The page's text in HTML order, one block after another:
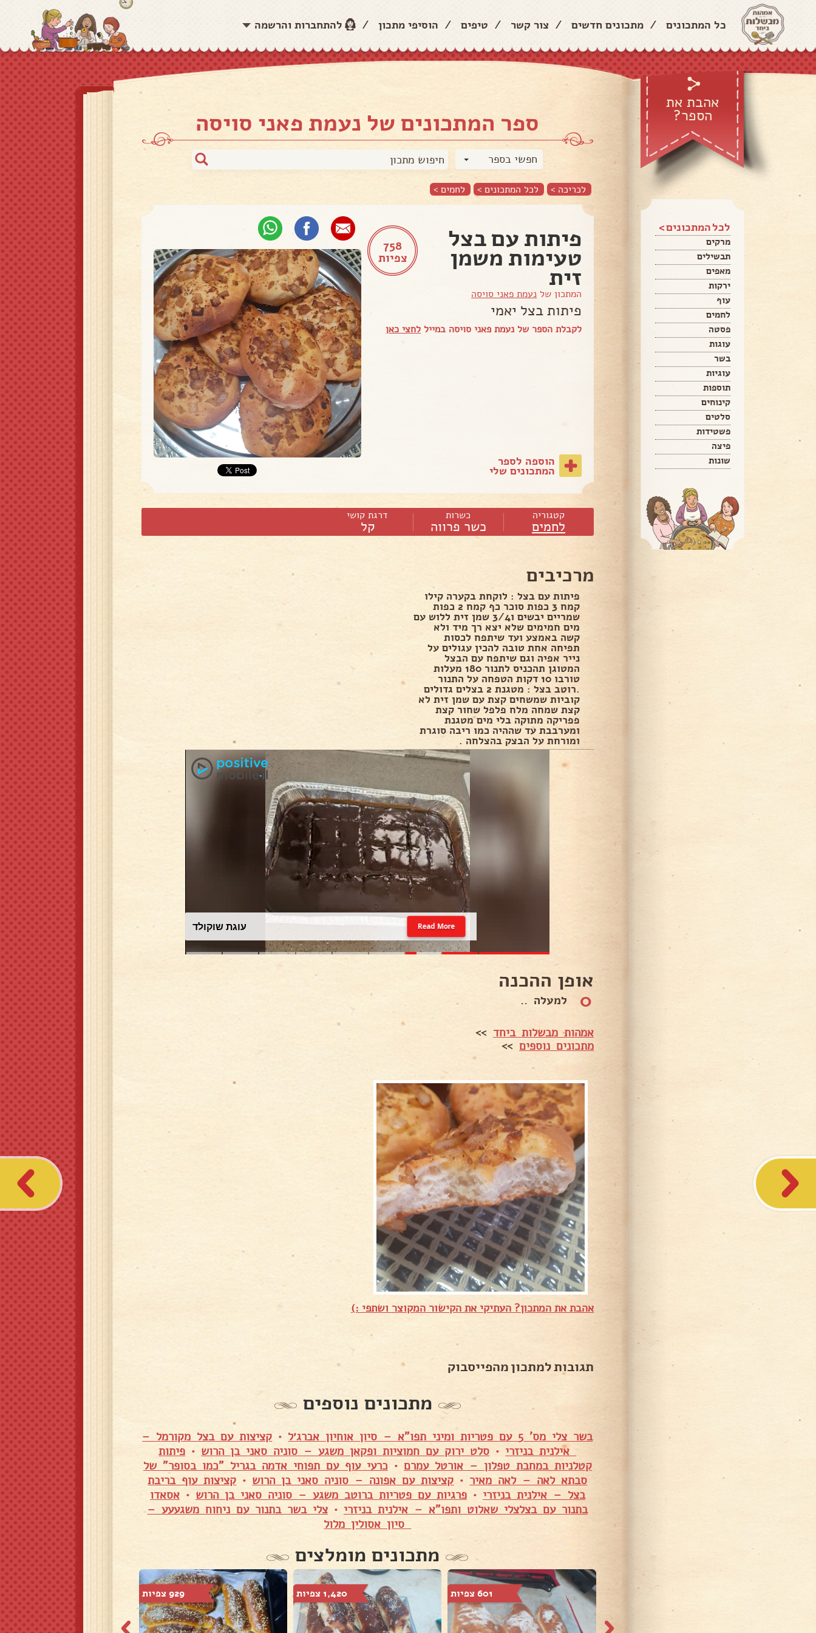
כל המתכונים / מתכונים חדשים / צור קשר / טיפים / הוסיפי מתכון / להתחברות והרשמה
אהבת את
הספר?
לכל המתכונים >
מרקים
תבשילים
מאפים
ירקות
עוף
לחמים
פסטה
עוגות
בשר
עוגיות
תוספות
קינוחים
סלטים
פשטידות
פיצה
שונות
ספר המתכונים של נעמת פאני סויסה
חפשי בספר
לכריכה > לכל המתכונים > לחמים >
758
צפיות
פיתות עם בצל
טעימות משמן
זית
המתכון של נעמת פאני סויסה
פיתות בצל יאמי
לקבלת הספר של נעמת פאני סויסה במייל לחצי כאן
הוספה לספר
המתכונים שלי
קטגוריה
לחמים
כשרות
כשר פרווה
דרגת קושי
קל
מרכיבים
פיתות עם בצל : לוקחת בקערה קילו
קמח 3 כפות סוכר כף קמח 2 כפות
שמריים יבשים ו3/4 שמן זית ללוש עם
מים חמימים שלא יצא רך מיד ולא
קשה באמצע ועד שיתפח לכסות
תפיחה אחת טובה להכין עגולים על
נייר אפיה וגם שיתפח עם הבצל
המטוגן תהכניס לתנור 180 מעלות
טורבו 10 דקות הטפחה על התנור
.רוטב בצל : מטגנת 2 בצלים גדולים
קוביות שמשחים קצת עם שמן זית לא
קצת שמחה מלח פלפל שחור קצת
פפריקה מתוקה בלי מים מטגנת
ומערבבת עד שההיה כמו ריבה סוגרת
ומורחת על הבצק בהצלחה .
עוגת שוקולד Read More
אופן ההכנה
0 למעלה ..
אמהות מבשלות ביחד >>
מתכונים נוספים>>
אהבת את המתכון? העתיקי את הקישור המקוצר ושתפי :)
תגובות למתכון מהפייסבוק
מתכונים נוספים
בשר צלי מס' 5 עם פטריות ומיני תפו"א – סיון אוחיון אברג׳ל • קציצות עם בצל מקורמל –
אילנית בניזרי • סלט ירוק עם חמוציות ופקאן משגע – סוניה סאני בן הרוש • פיתות
קטלניות במחבת טפלון – אורטל עמרם • כרעי עוף עם תפוחי אדמה בגריל "כמו בסופר" של
סבתא לאה – לאה מאיר • קציצות עם אפונה – סוניה סאני בן הרוש • קציצות עוף בריבת
בצל – אילנית בניזרי •פרגיות עם פטריות ברוטב משגע – סוניה סאני בן הרוש •אסאדו
בתנור עם בצלצלי שאלוט ותפו"א – אילנית בניזרי •צלי בשר בתנור עם ניחוח משגעעע –
סיון אסולין מלול
מתכונים מומלצים
541 צפיות 601 צפיות 1,420 צפיות 929 צפיות